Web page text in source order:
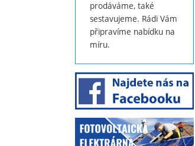
prodáváme, také
sestavujeme. Rádi Vám
připravíme nabídku na
míru.